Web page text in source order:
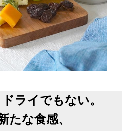
ライでもない。
たな食感、